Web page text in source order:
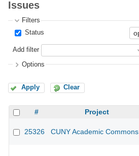
Issues
Filters
Status
Add filter
Options
Apply Clear
# Project
25326 CUNY Academic Commons